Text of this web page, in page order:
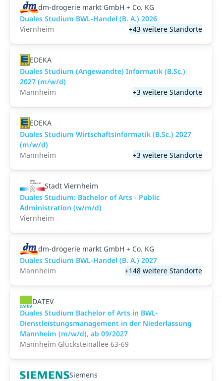
dm-drogerie markt GmbH + Co. KG
Duales Studium BWL-Handel (B. A.) 2026
Viernheim
+43 weitere Standorte
EDEKA
Duales Studium (Angewandte) Informatik (B.Sc.)
2027 (m/w/d)
Mannheim
+3 weitere Standorte
EDEKA
Duales Studium Wirtschaftsinformatik (B.Sc.) 2027
(m/w/d)
Mannheim
+3 weitere Standorte
Stadt Viernheim
Duales Studium: Bachelor of Arts - Public
Administration (w/m/d)
Viernheim
dm-drogerie markt GmbH + Co. KG
Duales Studium BWL-Handel (B. A.) 2027
Mannheim
+148 weitere Standorte
DATEV
Duales Studium Bachelor of Arts in BWL-
Dienstleistungsmanagement in der Niederlassung
Mannheim (m/w/d), ab 09/2027
Mannheim Glücksteinallee 63-69
Siemens